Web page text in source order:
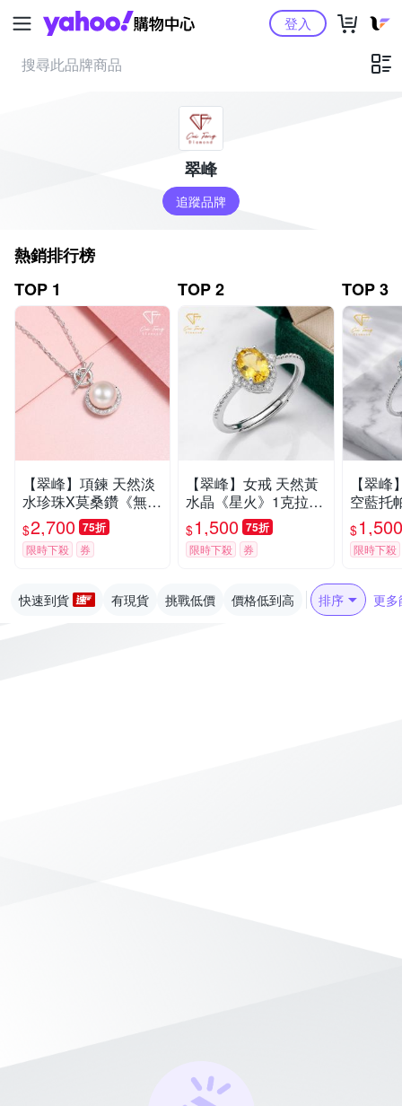
Yahoo購物中心登入
翠峰
追蹤品牌
熱銷排行榜
TOP 1
【翠峰】項鍊 天然淡
水珍珠X莫桑鑽《無盡
之愛》鑽石項鍊 七夕
情人節 珍珠項鍊 生日
禮物 飾品 送禮
$2,700 75折
限時下殺 券
TOP 2
【翠峰】女戒 天然黃
水晶《星火》1克拉純
銀戒指 七夕情人節 鑽
戒 生日 飾品 送禮
$1,500 75折
限時下殺 券
TOP 3
【翠
空藍托
0分純
人節 鑽
送禮
$1,500
限時下殺
快速到貨 有現貨 挑戰低價 價格低到高 排序 更多